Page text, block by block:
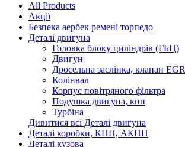
All Products
Акції
Безпека аербек ремені торпедо
Деталі двигуна
Головка блоку циліндрів (ГБЦ)
Двигун
Дросельна заслінка, клапан EGR
Колінвал
Корпус повітряного фільтра
Подушка двигуна, кпп
Турбіна
Дивитися всі Деталі двигуна
Деталі коробки, КПП, АКПП
Деталі кузова